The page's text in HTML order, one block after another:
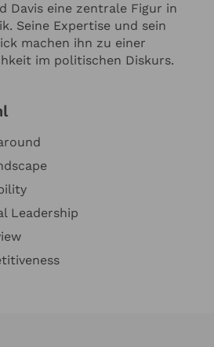
Davis eine zentrale Figur in
Seine Expertise und sein
machen ihn zu einer
im politischen Diskurs.
Leadership